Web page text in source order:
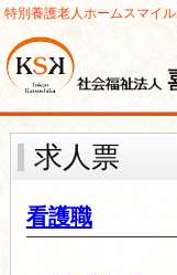
特別養護老人ホームスマイ
求人票
看護職